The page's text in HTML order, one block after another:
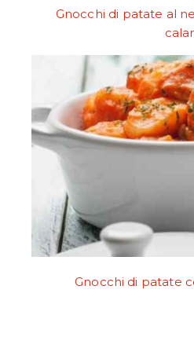
Gnocchi di patate al
Gnocchi di patate